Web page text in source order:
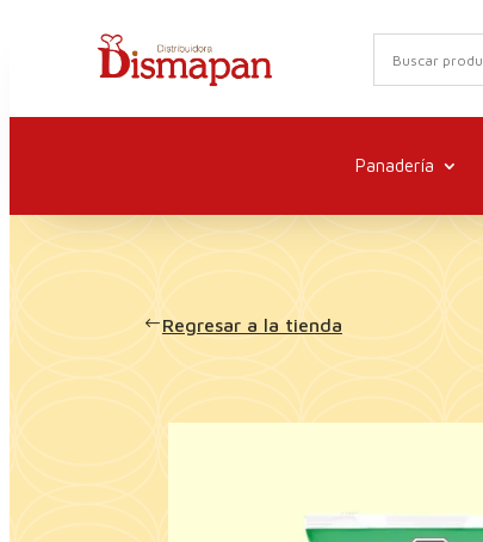
Panadería
Regresar a la tienda